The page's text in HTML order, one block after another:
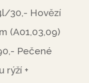
30,- Hovězí
(A01,03,09)
Pečené
rýží +